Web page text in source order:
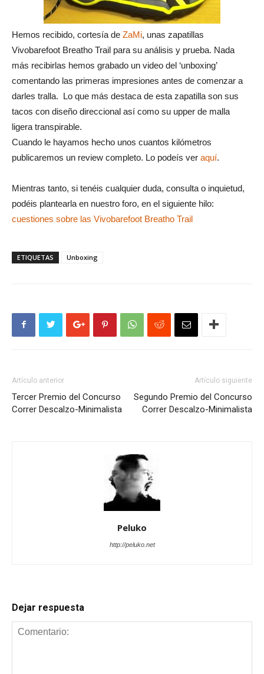
Hemos recibido, cortesía de ZaMi, unas zapatillas
Vivobarefoot Breatho Trail para su análisis y prueba. Nada
más recibirlas hemos grabado un video del ‘unboxing’
comentando las primeras impresiones antes de comenzar a
darles tralla. Lo que más destaca de esta zapatilla son sus
tacos con diseño direccional así como su upper de malla
ligera transpirable.
Cuando le hayamos hecho unos cuantos kilómetros
publicaremos un review completo. Lo podeís ver aquí.
Mientras tanto, si tenéis cualquier duda, consulta o inquietud,
podéis plantearla en nuestro foro, en el siguiente hilo:
cuestiones sobre las Vivobarefoot Breatho Trail
ETIQUETAS Unboxing
Artículo anterior
Tercer Premio del Concurso
Correr Descalzo-Minimalista
Artículo siguiente
Segundo Premio del Concurso
Correr Descalzo-Minimalista
Peluko
http://peluko.net
Dejar respuesta